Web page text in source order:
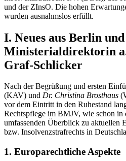
und der ZInsO. Die hohen
wurden ausnahmslos erfüllt.
I. Neues aus Berlin
Ministerialdirektorin
Graf-Schlicker
Nach der Begrüßung und ersten
(KAV) und Dr. Christina Brosthaus
vor dem Eintritt in den Ruhestand
Rechtspflege im BMJV, wie schon in
umfassenden Überblick zu aktuellen
bzw. Insolvenzstrafrechts in
1. Europarechtliche Aspekte